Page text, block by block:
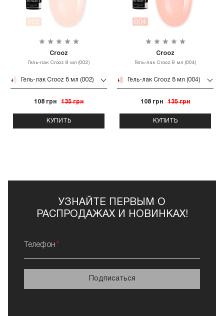
Crooz
Гель-лак Crooz 8 мл (002)
Гель-лак Crooz 8 мл (002)
108 грн 135 грн
КУПИТЬ
Crooz
Гель-лак Crooz 8 мл (004)
Гель-лак Crooz 8 мл (004)
108 грн 135 грн
КУПИТЬ
УЗНАЙТЕ ПЕРВЫМ О
РАСПРОДАЖАХ И НОВИНКАХ!
Телефон
Подписаться